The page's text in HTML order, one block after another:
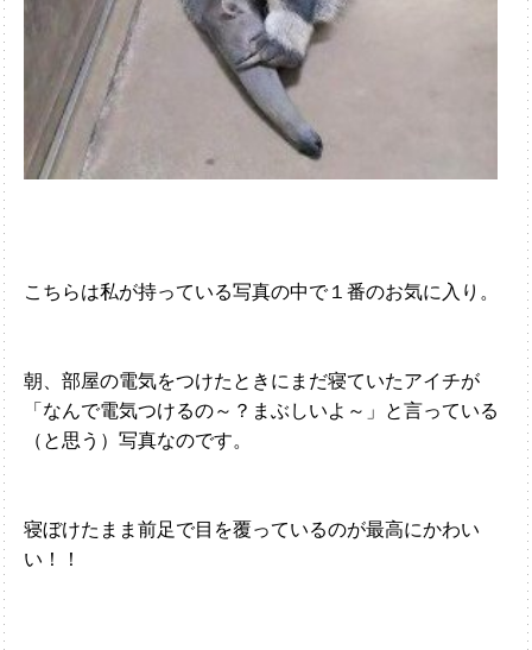
こちらは私が持っている写真の中で１番のお気に入り。
朝、部屋の電気をつけたときにまだ寝ていたアイチが
「なんで電気つけるの～？まぶしいよ～」と言っている
（と思う）写真なのです。
寝ぼけたまま前足で目を覆っているのが最高にかわい
い！！